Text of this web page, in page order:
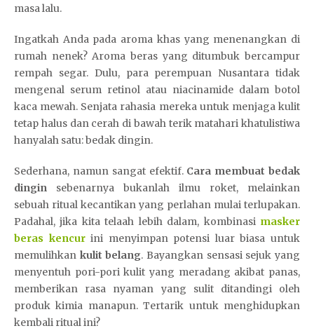
masa lalu.
Ingatkah Anda pada aroma khas yang menenangkan di
rumah nenek? Aroma beras yang ditumbuk bercampur
rempah segar. Dulu, para perempuan Nusantara tidak
mengenal serum retinol atau niacinamide dalam botol
kaca mewah. Senjata rahasia mereka untuk menjaga kulit
tetap halus dan cerah di bawah terik matahari khatulistiwa
hanyalah satu: bedak dingin.
Sederhana, namun sangat efektif. Cara membuat bedak
dingin sebenarnya bukanlah ilmu roket, melainkan
sebuah ritual kecantikan yang perlahan mulai terlupakan.
Padahal, jika kita telaah lebih dalam, kombinasi masker
beras kencurini menyimpan potensi luar biasa untuk
memulihkan kulit belang. Bayangkan sensasi sejuk yang
menyentuh pori-pori kulit yang meradang akibat panas,
memberikan rasa nyaman yang sulit ditandingi oleh
produk kimia manapun. Tertarik untuk menghidupkan
kembali ritual ini?